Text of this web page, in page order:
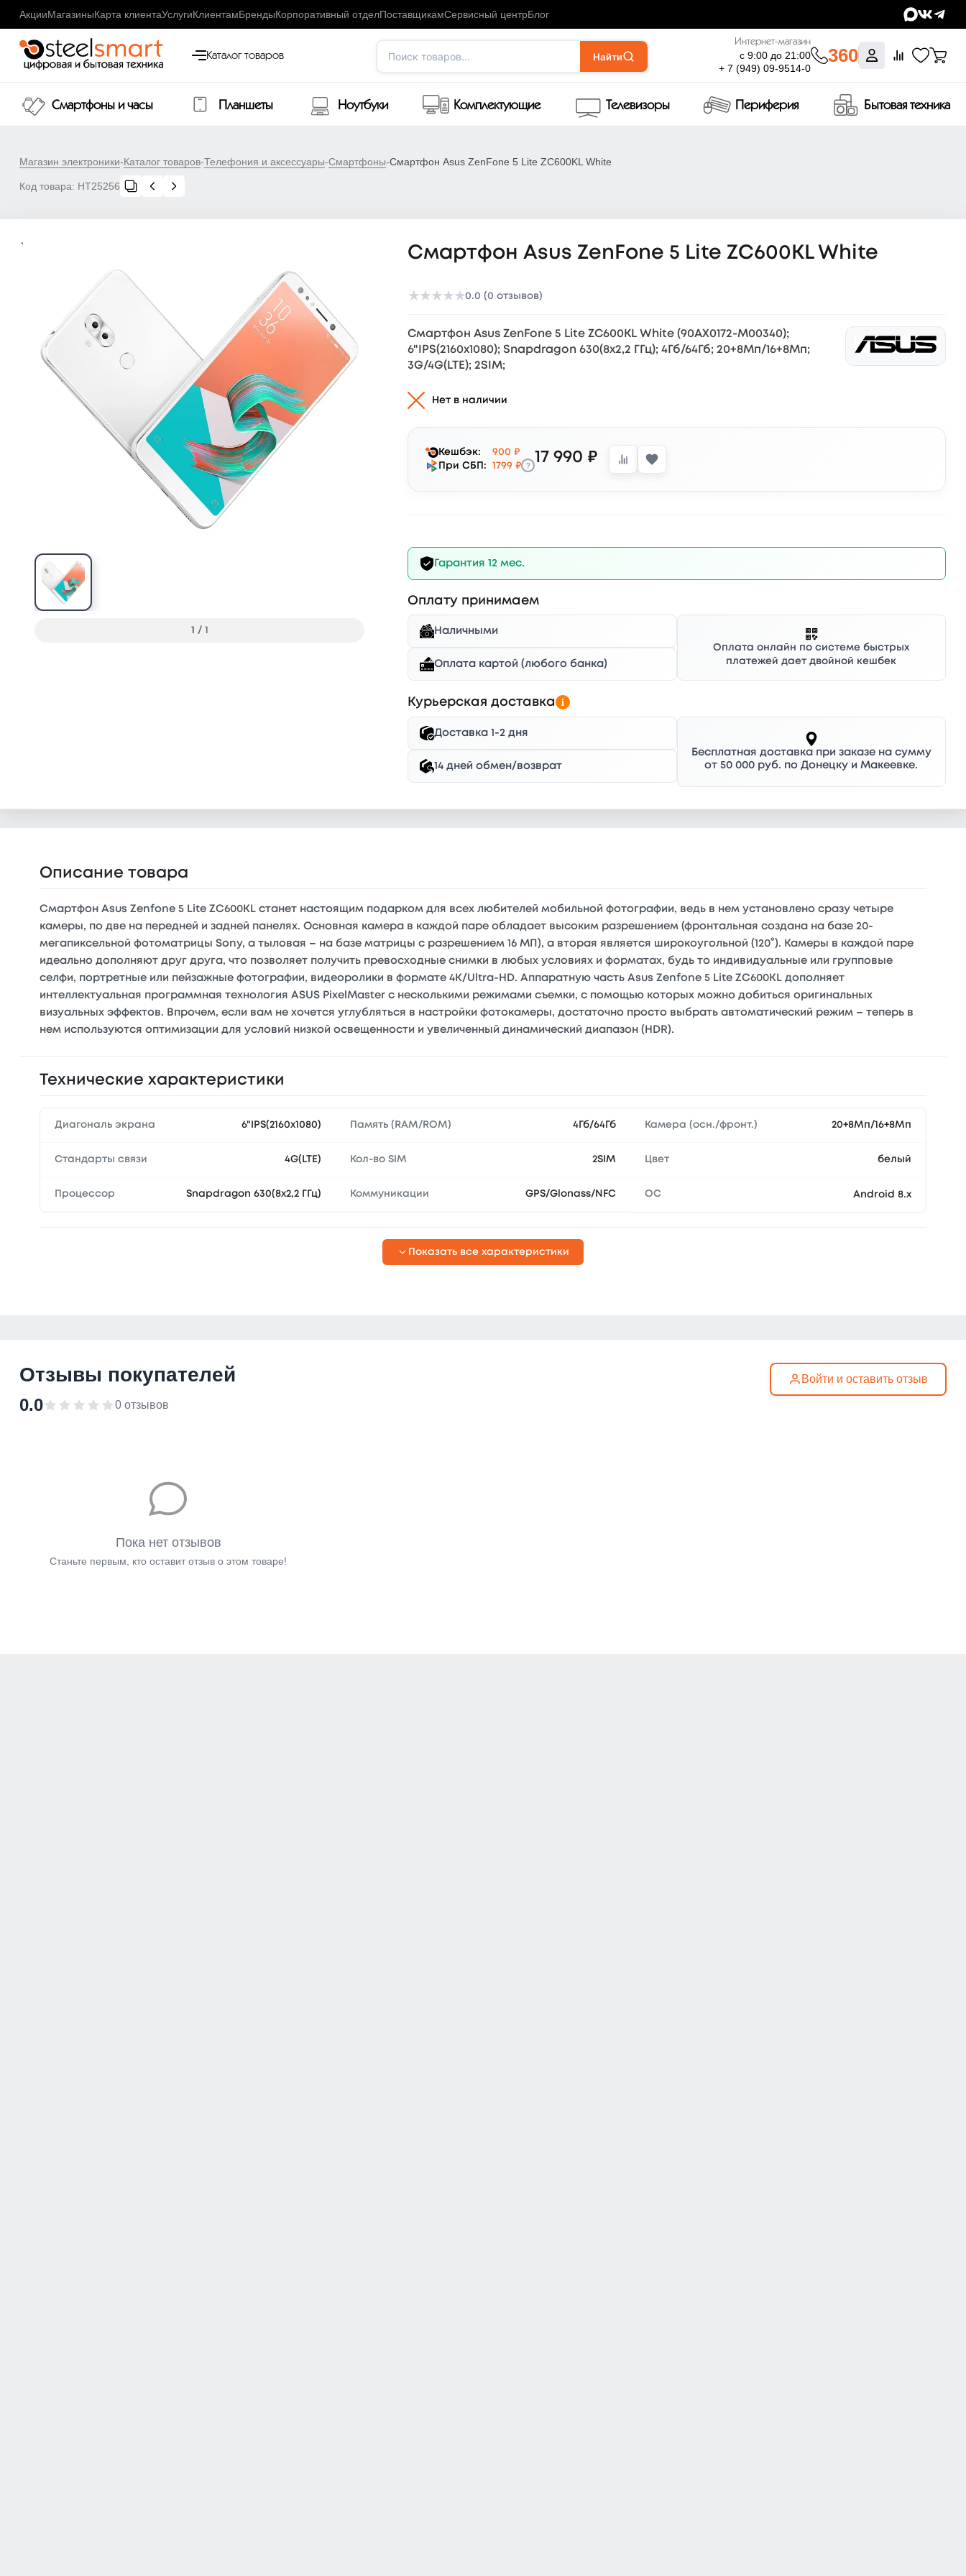
АкцииМагазиныКарта клиентаУслугиКлиентамБрендыКорпоративный отделПоставщикамСервисный центрБлог
Каталог товаров Поиск товаров... Найти
Интернет-магазин
с 9:00 до 21:00
+ 7 (949) 09-9514-0
360
Смартфоны и часы Планшеты Ноутбуки Комплектующие Телевизоры Периферия Бытовая техника
Магазин электроники-Каталог товаров-Телефония и аксессуары-Смартфоны-Смартфон Asus ZenFone 5 Lite ZC600KL White
Код товара: НТ25256
1 / 1
Смартфон Asus ZenFone 5 Lite ZC600KL White
★★★★★0.0 (0 отзывов)
Смартфон Asus ZenFone 5 Lite ZC600KL White (90AX0172-M00340);
6"IPS(2160x1080); Snapdragon 630(8x2,2 ГГц); 4Гб/64Гб; 20+8Мп/16+8Мп;
3G/4G(LTE); 2SIM;
Нет в наличии
Кешбэк:
900 ₽
При СБП:
1799 ₽ ?
17 990 ₽
Гарантия 12 мес.
Оплату принимаем
Наличными
Оплата картой (любого банка)
Оплата онлайн по системе быстрых
платежей дает двойной кешбек
Курьерская доставка
Доставка 1-2 дня
14 дней обмен/возврат
Бесплатная доставка при заказе на сумму
от 50 000 руб. по Донецку и Макеевке.
Описание товара
Смартфон Asus Zenfone 5 Lite ZC600KL станет настоящим подарком для всех любителей мобильной фотографии, ведь в нем установлено сразу четыре
камеры, по две на передней и задней панелях. Основная камера в каждой паре обладает высоким разрешением (фронтальная создана на базе 20-
мегапиксельной фотоматрицы Sony, а тыловая – на базе матрицы с разрешением 16 МП), а вторая является широкоугольной (120°). Камеры в каждой паре
идеально дополняют друг друга, что позволяет получить превосходные снимки в любых условиях и форматах, будь то индивидуальные или групповые
селфи, портретные или пейзажные фотографии, видеоролики в формате 4K/Ultra-HD. Аппаратную часть Asus Zenfone 5 Lite ZC600KL дополняет
интеллектуальная программная технология ASUS PixelMaster с несколькими режимами съемки, с помощью которых можно добиться оригинальных
визуальных эффектов. Впрочем, если вам не хочется углубляться в настройки фотокамеры, достаточно просто выбрать автоматический режим – теперь в
нем используются оптимизации для условий низкой освещенности и увеличенный динамический диапазон (HDR).
Технические характеристики
Диагональ экрана 6"IPS(2160x1080) Память (RAM/ROM) 4Гб/64Гб Камера (осн./фронт.) 20+8Мп/16+8Мп
Стандарты связи 4G(LTE) Кол-во SIM 2SIM Цвет белый
Процессор Snapdragon 630(8x2,2 ГГц) Коммуникации GPS/Glonass/NFC ОС Android 8.x
Показать все характеристики
Отзывы покупателей
0.0 0 отзывов
Войти и оставить отзыв
Пока нет отзывов
Станьте первым, кто оставит отзыв о этом товаре!